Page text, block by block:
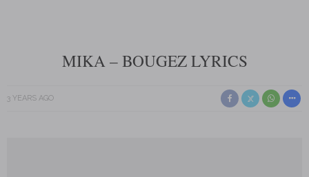
MIKA – BOUGEZ LYRICS
3 YEARS AGO